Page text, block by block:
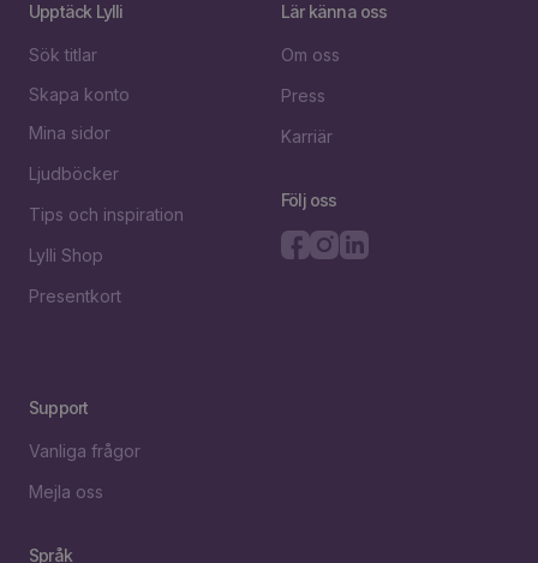
Upptäck Lylli
Sök titlar
Skapa konto
Mina sidor
Ljudböcker
Tips och inspiration
Lylli Shop
Presentkort
Lär känna oss
Om oss
Press
Karriär
Följ oss
Support
Vanliga frågor
Mejla oss
Språk